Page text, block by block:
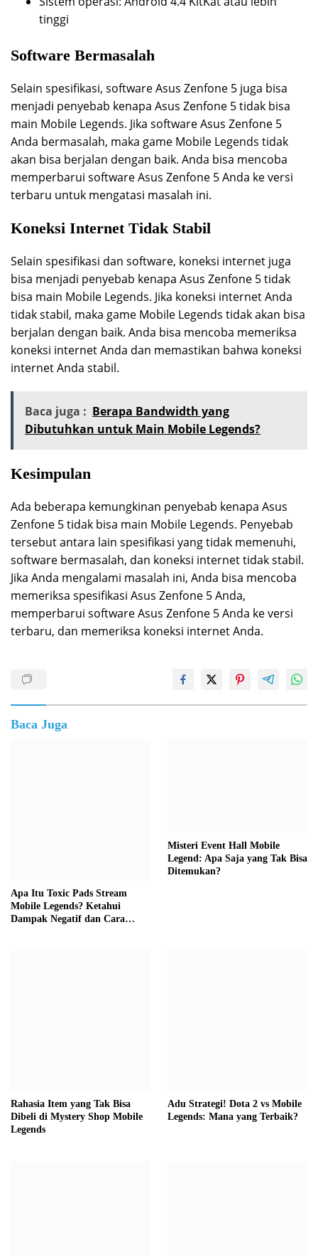
tinggi
Software Bermasalah
Selain spesifikasi, software Asus Zenfone 5 juga bisa
menjadi penyebab kenapa Asus Zenfone 5 tidak bisa
main Mobile Legends. Jika software Asus Zenfone 5
Anda bermasalah, maka game Mobile Legends tidak
akan bisa berjalan dengan baik. Anda bisa mencoba
memperbarui software Asus Zenfone 5 Anda ke versi
terbaru untuk mengatasi masalah ini.
Koneksi Internet Tidak Stabil
Selain spesifikasi dan software, koneksi internet juga
bisa menjadi penyebab kenapa Asus Zenfone 5 tidak
bisa main Mobile Legends. Jika koneksi internet Anda
tidak stabil, maka game Mobile Legends tidak akan bisa
berjalan dengan baik. Anda bisa mencoba memeriksa
koneksi internet Anda dan memastikan bahwa koneksi
internet Anda stabil.
Baca juga : Berapa Bandwidth yang
Dibutuhkan untuk Main Mobile Legends?
Kesimpulan
Ada beberapa kemungkinan penyebab kenapa Asus
Zenfone 5 tidak bisa main Mobile Legends. Penyebab
tersebut antara lain spesifikasi yang tidak memenuhi,
software bermasalah, dan koneksi internet tidak stabil.
Jika Anda mengalami masalah ini, Anda bisa mencoba
memeriksa spesifikasi Asus Zenfone 5 Anda,
memperbarui software Asus Zenfone 5 Anda ke versi
terbaru, dan memeriksa koneksi internet Anda.
Baca Juga
Apa Itu Toxic Pads Stream
Mobile Legends? Ketahui
Dampak Negatif dan Cara
Misteri Event Hall Mobile
Legend: Apa Saja yang Tak Bisa
Ditemukan?
Rahasia Item yang Tak Bisa
Dibeli di Mystery Shop Mobile
Legends
Adu Strategi! Dota 2 vs Mobile
Legends: Mana yang Terbaik?